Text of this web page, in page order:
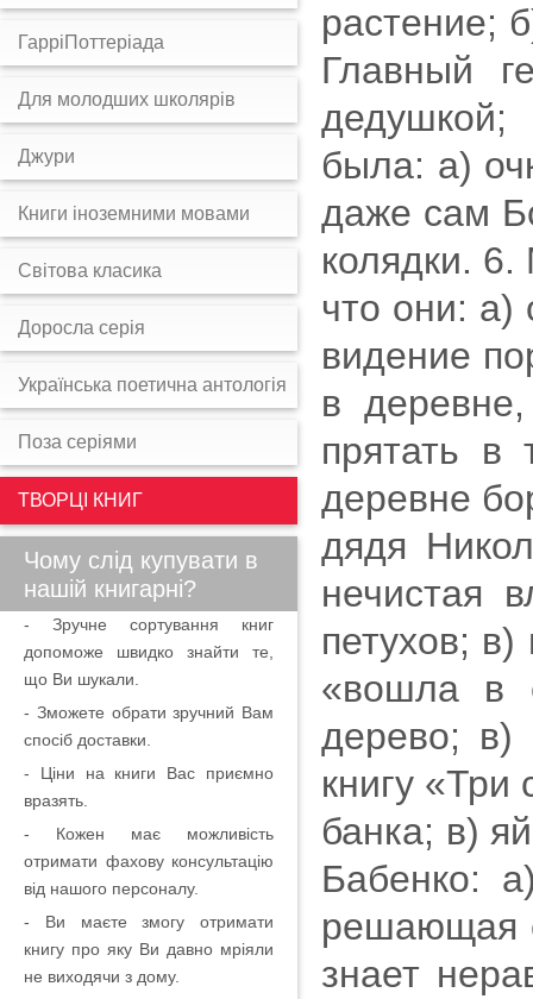
растение;
Главный
была: а)
даже сам
колядки. 6.
что они: а)
видение
в
прятать в
деревне
дядя
нечистая
петухов;
«вошла в
дерево; в)
книгу
банка; в)
Бабенко:
решающая
знает
ГарріПоттеріада
Для молодших школярів
Джури
Книги іноземними мовами
Світова класика
Доросла серія
Українська поетична антологія
Поза серіями
ТВОРЦІ КНИГ
Чому слід купувати в
нашій книгарні?
- Зручне сортування книг
допоможе швидко знайти те,
що Ви шукали.
- Зможете обрати зручний Вам
спосіб доставки.
- Ціни на книги Вас приємно
вразять.
- Кожен має можливість
отримати фахову консультацію
від нашого персоналу.
- Ви маєте змогу отримати
книгу про яку Ви давно мріяли
не виходячи з дому.